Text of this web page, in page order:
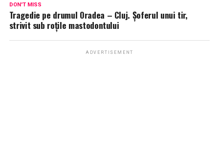
DON'T MISS
Tragedie pe drumul Oradea – Cluj. Șoferul unui tir,
strivit sub roțile mastodontului
ADVERTISEMENT